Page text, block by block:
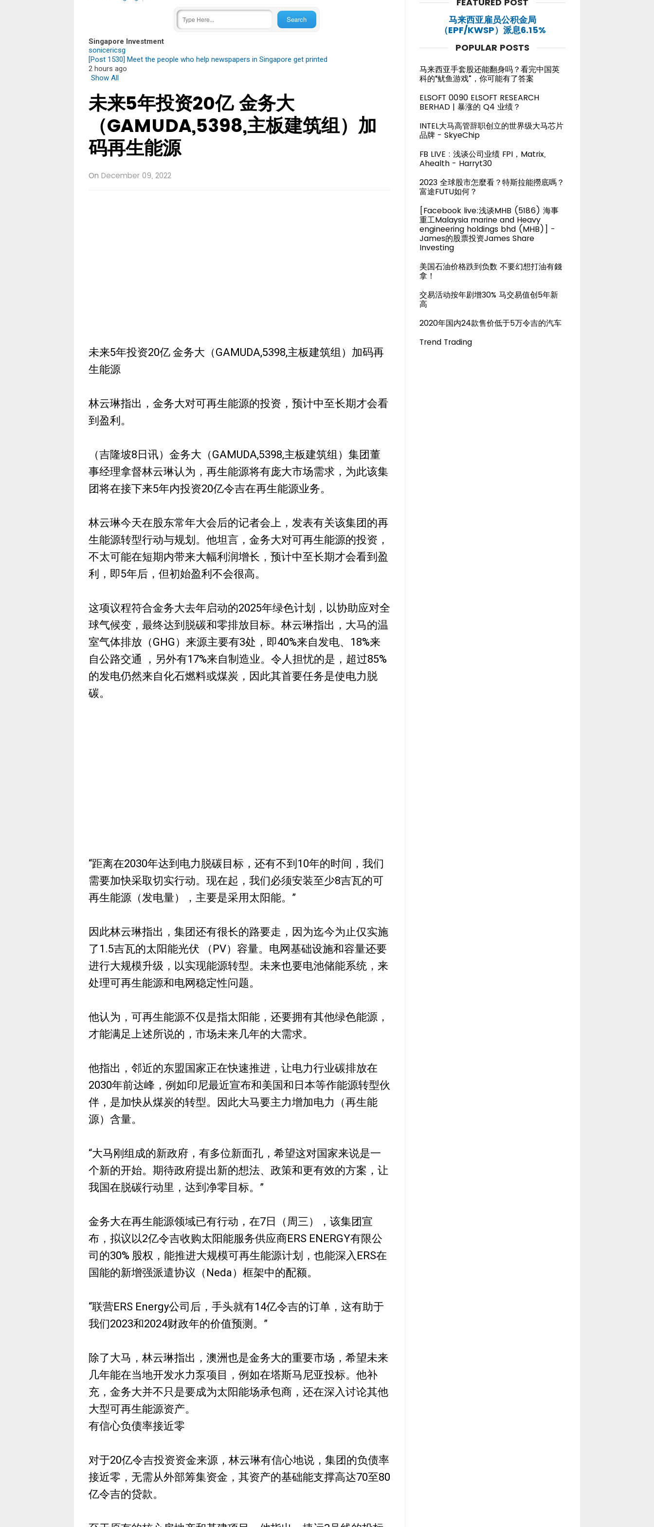
Singapore Investment
sonicericsg
[Post 1530] Meet the people who help newspapers in Singapore get printed
2 hours ago
Show All
未来5年投资20亿 金务大
（GAMUDA,5398,主板建筑组）加
码再生能源
On December 09, 2022
未来5年投资20亿 金务大（GAMUDA,5398,主板建筑组）加码再
生能源
林云琳指出，金务大对可再生能源的投资，预计中至长期才会看
到盈利。
（吉隆坡8日讯）金务大（GAMUDA,5398,主板建筑组）集团董
事经理拿督林云琳认为，再生能源将有庞大市场需求，为此该集
团将在接下来5年内投资20亿令吉在再生能源业务。
林云琳今天在股东常年大会后的记者会上，发表有关该集团的再
生能源转型行动与规划。他坦言，金务大对可再生能源的投资，
不太可能在短期内带来大幅利润增长，预计中至长期才会看到盈
利，即5年后，但初始盈利不会很高。
这项议程符合金务大去年启动的2025年绿色计划，以协助应对全
球气候变，最终达到脱碳和零排放目标。林云琳指出，大马的温
室气体排放（GHG）来源主要有3处，即40%来自发电、18%来
自公路交通 ，另外有17%来自制造业。令人担忧的是，超过85%
的发电仍然来自化石燃料或煤炭，因此其首要任务是使电力脱
碳。
“距离在2030年达到电力脱碳目标，还有不到10年的时间，我们
需要加快采取切实行动。现在起，我们必须安装至少8吉瓦的可
再生能源（发电量），主要是采用太阳能。”
因此林云琳指出，集团还有很长的路要走，因为迄今为止仅实施
了1.5吉瓦的太阳能光伏 （PV）容量。电网基础设施和容量还要
进行大规模升级，以实现能源转型。未来也要电池储能系统，来
处理可再生能源和电网稳定性问题。
他认为，可再生能源不仅是指太阳能，还要拥有其他绿色能源，
才能满足上述所说的，市场未来几年的大需求。
他指出，邻近的东盟国家正在快速推进，让电力行业碳排放在
2030年前达峰，例如印尼最近宣布和美国和日本等作能源转型伙
伴，是加快从煤炭的转型。因此大马要主力增加电力（再生能
源）含量。
“大马刚组成的新政府，有多位新面孔，希望这对国家来说是一
个新的开始。期待政府提出新的想法、政策和更有效的方案，让
我国在脱碳行动里，达到净零目标。”
金务大在再生能源领域已有行动，在7日（周三），该集团宣
布，拟议以2亿令吉收购太阳能服务供应商ERS ENERGY有限公
司的30% 股权，能推进大规模可再生能源计划，也能深入ERS在
国能的新增强派遣协议（Neda）框架中的配额。
“联营ERS Energy公司后，手头就有14亿令吉的订单，这有助于
我们2023和2024财政年的价值预测。”
除了大马，林云琳指出，澳洲也是金务大的重要市场，希望未来
几年能在当地开发水力泵项目，例如在塔斯马尼亚投标。他补
充，金务大并不只是要成为太阳能场承包商，还在深入讨论其他
大型可再生能源资产。
有信心负债率接近零
对于20亿令吉投资资金来源，林云琳有信心地说，集团的负债率
接近零，无需从外部筹集资金，其资产的基础能支撑高达70至80
亿令吉的贷款。
马来西亚雇员公积金局
（EPF/KWSP）派息6.15%
POPULAR POSTS
马来西亚手套股还能翻身吗？看完中国英
科的“鱿鱼游戏”，你可能有了答案
ELSOFT 0090 ELSOFT RESEARCH
BERHAD | 暴涨的 Q4 业绩？
INTEL大马高管辞职创立的世界级大马芯片
品牌 - SkyeChip
FB LIVE : 浅谈公司业绩 FPI，Matrix,
Ahealth - Harryt30
2023 全球股市怎麼看？特斯拉能撈底嗎？
富途FUTU如何？
[Facebook live:浅谈MHB (5186) 海事
重工Malaysia marine and Heavy
engineering holdings bhd (MHB)] -
James的股票投资James Share
Investing
美国石油价格跌到负数 不要幻想打油有錢
拿！
交易活动按年剧增30% 马交易值创5年新
高
2020年国内24款售价低于5万令吉的汽车
Trend Trading